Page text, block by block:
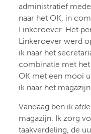
administratief
naar het OK, in
Linkeroever. Het
Linkeroever werd
ik naar het
combinatie met
OK met een mooi
ik naar het
Vandaag ben ik
magazijn. Ik zorg
taakverdeling, de